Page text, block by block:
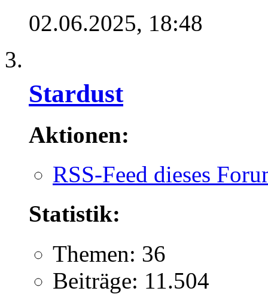
02.06.2025, 18:48
Stardust
Aktionen:
RSS-Feed dieses
Statistik:
Themen: 36
Beiträge: 11.504